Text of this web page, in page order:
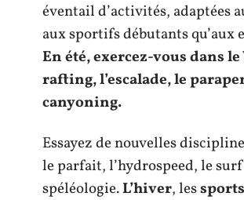
éventail d’activités, adaptées
aux sportifs débutants qu’aux
En été, exercez-vous dans le
rafting, l’escalade, le
canyoning.
Essayez de nouvelles
le parfait, l’hydrospeed, le
spéléologie.L’hiver, lessports